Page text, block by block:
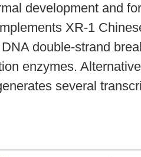
development and
XR-1
double-strand
enzymes.
several